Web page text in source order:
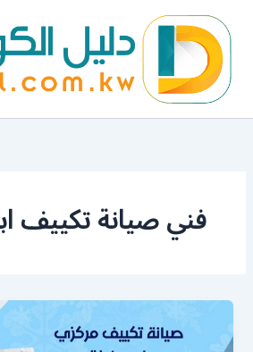
المحتوى
فني صيانة تكييف